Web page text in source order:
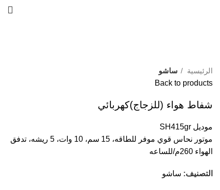
الرئيسية
ساشو
Back to products
شفاط هواء (للزجاج)كهربائي
موديل SH415gr
موتور نحاس قوي موفر للطاقه، 15 سم، 10 وات، 5 ريشه، تدفق
الهواء 260م/للساعه
التصنيف: ساشو